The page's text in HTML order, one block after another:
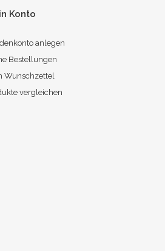
Konto
anlegen
Bestellungen
Wunschzettel
vergleichen